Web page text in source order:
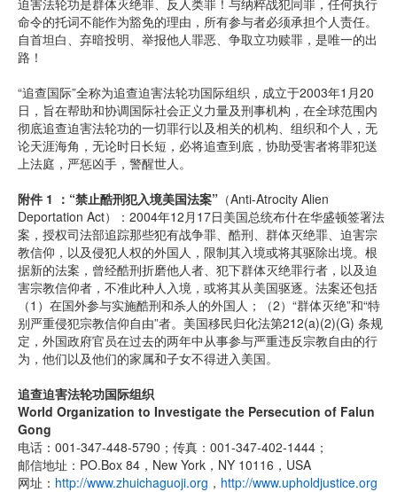
迫害法轮功是群体灭绝罪、反人类罪！与纳粹战犯同罪，任何执行
命令的托词不能作为豁免的理由，所有参与者必须承担个人责任。
自首坦白、弃暗投明、举报他人罪恶、争取立功赎罪，是唯一的出
路！
“追查国际”全称为追查迫害法轮功国际组织，成立于2003年1月20
日，旨在帮助和协调国际社会正义力量及刑事机构，在全球范围内
彻底追查迫害法轮功的一切罪行以及相关的机构、组织和个人，无
论天涯海角，无论时日长短，必将追查到底，协助受害者将罪犯送
上法庭，严惩凶手，警醒世人。
附件 1 ：“禁止酷刑犯入境美国法案” （Anti-Atrocity Alien
Deportation Act）：2004年12月17日美国总统布什在华盛顿签署法
案，授权司法部追踪那些犯有战争罪、酷刑、群体灭绝罪、迫害宗
教信仰，以及侵犯人权的外国人，限制其入境或将其驱除出境。根
据新的法案，曾经酷刑折磨他人者、犯下群体灭绝罪行者，以及迫
害宗教信仰者，不准此种人入境，或将其从美国驱逐。法案还包括
（1）在国外参与实施酷刑和杀人的外国人；（2）“群体灭绝”和“特
别严重侵犯宗教信仰自由”者。美国移民归化法第212(a)(2)(G) 条规
定，外国政府官员在过去的两年中从事参与严重违反宗教自由的行
为，他们以及他们的家属和子女不得进入美国。
追查迫害法轮功国际组织
World Organization to Investigate the Persecution of Falun
Gong
电话：001-347-448-5790；传真：001-347-402-1444；
邮信地址：PO.Box 84，New York，NY 10116，USA
网址： http://www.zhuichaguoji.org ， http://www.upholdjustice.org